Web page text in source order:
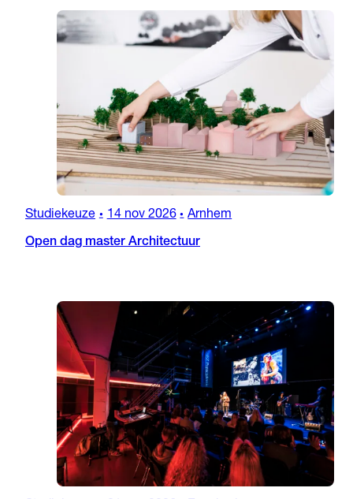
Studiekeuze • 14 nov 2026 • Arnhem
Open dag master Architectuur